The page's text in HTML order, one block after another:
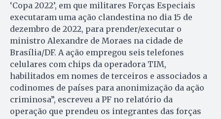
‘Copa 2022’, em que militares Forças Especiais
executaram uma ação clandestina no dia 15 de
dezembro de 2022, para prender/executar o
ministro Alexandre de Moraes na cidade de
Brasília/DF. A ação empregou seis telefones
celulares com chips da operadora TIM,
habilitados em nomes de terceiros e associados a
codinomes de países para anonimização da ação
criminosa”, escreveu a PF no relatório da
operação que prendeu os integrantes das forças